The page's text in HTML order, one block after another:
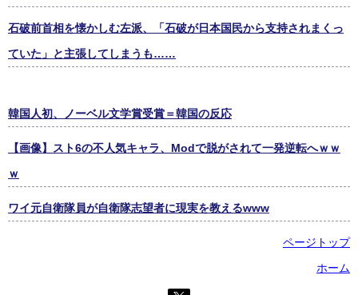
石破前首相を懐かしむ左派、「石破が日本国民から支持されまくっ
ていた」と主張してしまうも……
韓国人初、ノーベル文学賞受賞＝韓国の反応
【画像】スト6の不人気キャラ、Modで脱がされて一発逆転へｗｗ
ｗ
ワイ元自衛隊員が自衛隊志望者に現実を教えるwww
ページトップ
ホーム